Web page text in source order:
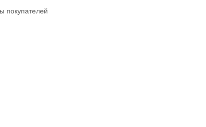
покупателей